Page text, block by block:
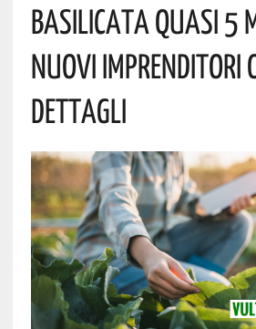
Basilicata Quasi 5
Nuovi Imprenditori
Dettagli